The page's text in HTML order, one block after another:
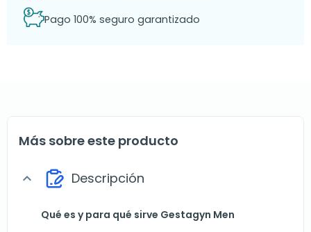
Pago 100% seguro garantizado
Más sobre este producto
expand_more Descripción
Qué es y para qué sirve Gestagyn Men